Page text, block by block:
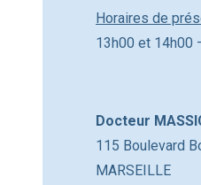
Horaires de
13h00 et 14h00
Docteur
115 Boulevard
MARSEILLE